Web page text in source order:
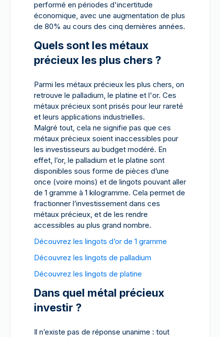
performé en périodes d'incertitude
économique, avec une augmentation de plus
de 80% au cours des cinq dernières années.
Quels sont les métaux
précieux les plus chers ?
Parmi les métaux précieux les plus chers, on
retrouve le palladium, le platine et l'or. Ces
métaux précieux sont prisés pour leur rareté
et leurs applications industrielles.
Malgré tout, cela ne signifie pas que ces
métaux précieux soient inaccessibles pour
les investisseurs au budget modéré. En
effet, l’or, le palladium et le platine sont
disponibles sous forme de pièces d’une
once (voire moins) et de lingots pouvant aller
de 1 gramme à 1 kilogramme. Cela permet de
fractionner l’investissement dans ces
métaux précieux, et de les rendre
accessibles au plus grand nombre.
Découvrez les lingots d’or de 1 gramme
Découvrez les lingots de palladium
Découvrez les lingots de platine
Dans quel métal précieux
investir ?
Il n’existe pas de réponse unanime : tout